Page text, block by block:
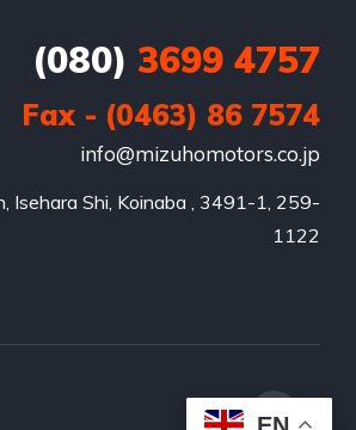
(080) 3699 4757
Fax - (0463) 86 7574
info@mizuhomotors.co.jp
Isehara Shi, Koinaba , 3491-1, 259-